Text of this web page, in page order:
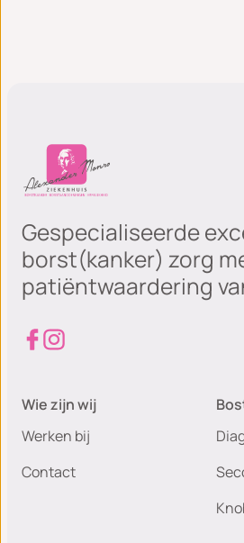
Gespecialiseerde
borst(kanker) zorg
patiëntwaardering
Wie zijn wij
Werken bij
Contact